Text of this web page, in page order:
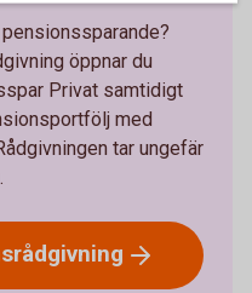
öppnar du
Privat samtidigt
med
tar ungefär